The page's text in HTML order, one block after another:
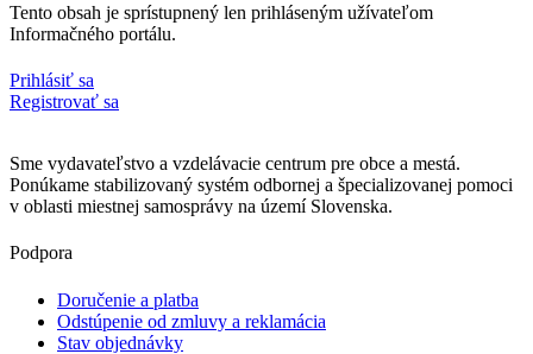
Tento obsah je sprístupnený len prihláseným užívateľom
Informačného portálu.
Prihlásiť sa
Registrovať sa
Sme vydavateľstvo a vzdelávacie centrum pre obce a mestá.
Ponúkame stabilizovaný systém odbornej a špecializovanej pomoci
v oblasti miestnej samosprávy na území Slovenska.
Podpora
Doručenie a platba
Odstúpenie od zmluvy a reklamácia
Stav objednávky